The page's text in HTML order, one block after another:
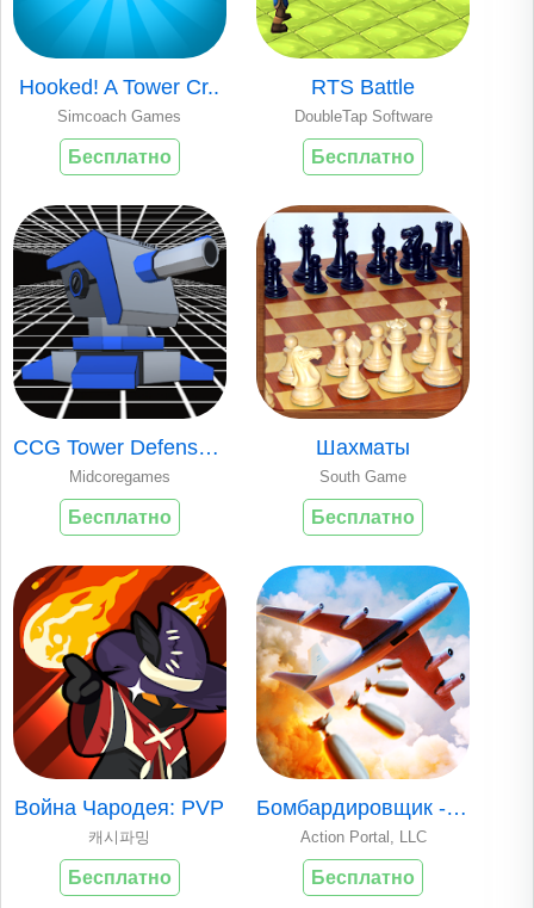
Hooked! A Tower Cr..
Simcoach Games
Бесплатно
RTS Battle
DoubleTap Software
Бесплатно
CCG Tower Defense:..
Midcoregames
Бесплатно
Шахматы
South Game
Бесплатно
Война Чародея: PVP
캐시파밍
Бесплатно
Бомбардировщик - С..
Action Portal, LLC
Бесплатно